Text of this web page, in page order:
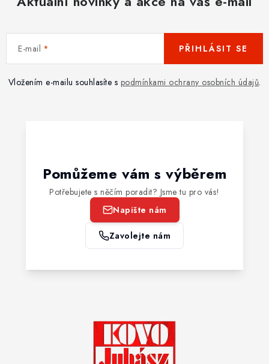
E-mail
Vložením e-mailu souhlasíte s podmínkami ochrany osobních údajů.
PŘIHLÁSIT SE
Pomůžeme vám s výběrem
Potřebujete s něčím poradit? Jsme tu pro vás!
Napište nám
Zavolejte nám